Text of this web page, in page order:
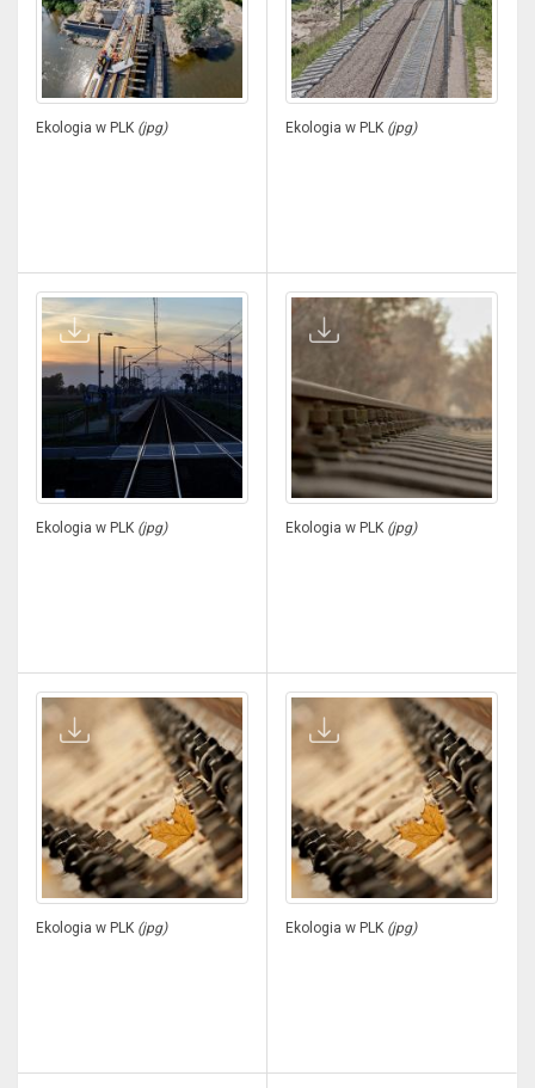
Ekologia w PLK (jpg) Ekologia w PLK (jpg)
Ekologia w PLK (jpg) Ekologia w PLK (jpg)
Ekologia w PLK (jpg) Ekologia w PLK (jpg)